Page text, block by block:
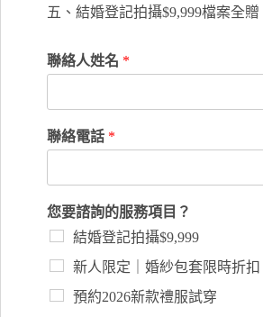
五、結婚登記拍攝$9,999檔案全贈
聯絡人姓名 *
聯絡電話 *
您要諮詢的服務項目？
結婚登記拍攝$9,999
新人限定｜婚紗包套限時折扣
預約2026新款禮服試穿